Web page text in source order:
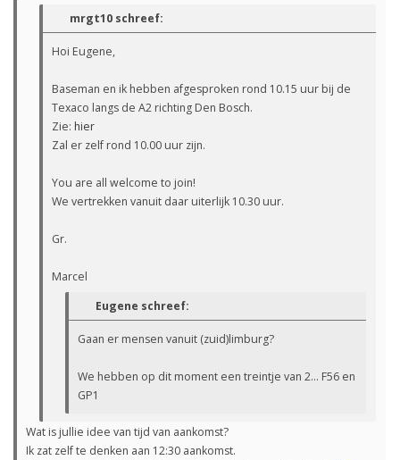
mrgt10 schreef:
Hoi Eugene,
Baseman en ik hebben afgesproken rond 10.15 uur bij de
Texaco langs de A2 richting Den Bosch.
Zie: hier
Zal er zelf rond 10.00 uur zijn.
You are all welcome to join!
We vertrekken vanuit daar uiterlijk 10.30 uur.
Gr.
Marcel
Eugene schreef:
Gaan er mensen vanuit (zuid)limburg?
We hebben op dit moment een treintje van 2... F56 en
GP1
Wat is jullie idee van tijd van aankomst?
Ik zat zelf te denken aan 12:30 aankomst.